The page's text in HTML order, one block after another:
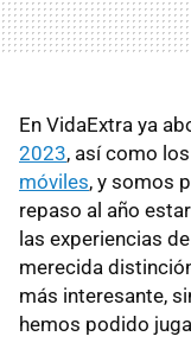
En VidaExtra ya
2023, así como
móviles, y somos
repaso al año
las experiencias
merecida
más interesante,
hemos podido